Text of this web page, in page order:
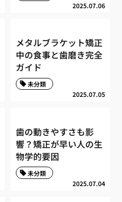
2025.07.06
メタルブラケット矯正
中の食事と歯磨き完全
ガイド
2025.07.05
未分類
歯の動きやすさも影
響？矯正が早い人の生
物学的要因
2025.07.04
未分類